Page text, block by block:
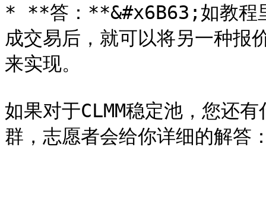
* **答：**&#x6B63;如教程
成交易后，就可以将另一种报
来实现。
如果对于CLMM稳定池，您还